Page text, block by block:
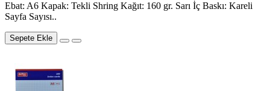
Ebat: A6 Kapak: Tekli Shring Kağıt: 160 gr. Sarı İç Baskı: Kareli
Sayfa Sayısı..
Sepete Ekle